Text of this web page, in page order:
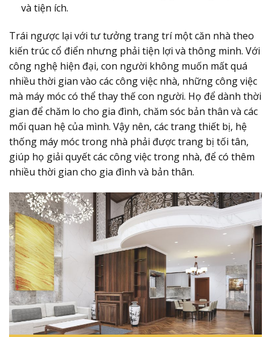
và tiện ích.
Trái ngược lại với tư tưởng trang trí một căn nhà theo
kiến trúc cổ điển nhưng phải tiện lợi và thông minh. Với
công nghệ hiện đại, con người không muốn mất quá
nhiều thời gian vào các công việc nhà, những công việc
mà máy móc có thể thay thế con người. Họ để dành thời
gian để chăm lo cho gia đình, chăm sóc bản thân và các
mối quan hệ của mình. Vậy nên, các trang thiết bị, hệ
thống máy móc trong nhà phải được trang bị tối tân,
giúp họ giải quyết các công việc trong nhà, để có thêm
nhiều thời gian cho gia đình và bản thân.